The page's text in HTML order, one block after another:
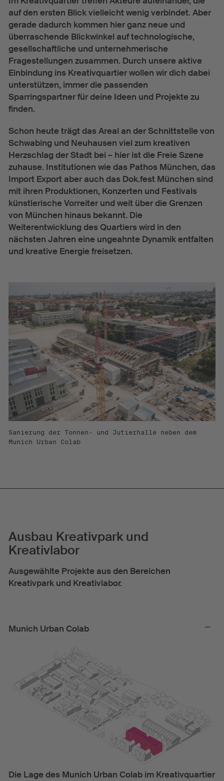
auf den ersten Blick vielleicht wenig verbindet. Aber
gerade dadurch kommen hier ganz neue und
überraschende Blickwinkel auf technologische,
gesellschaftliche und unternehmerische
Fragestellungen zusammen. Durch unsere aktive
Einbindung ins Kreativquartier wollen wir dich dabei
unterstützen, immer die passenden
Sparringspartner für deine Ideen und Projekte zu
finden.
Schon heute trägt das Areal an der Schnittstelle von
Schwabing und Neuhausen viel zum kreativen
Herzschlag der Stadt bei – hier ist die Freie Szene
zuhause. Institutionen wie das Pathos München, das
Import Export aber auch das Dok.fest München sind
mit ihren Produktionen, Konzerten und Festivals
künstlerische Vorreiter und weit über die Grenzen
von München hinaus bekannt. Die
Weiterentwicklung des Quartiers wird in den
nächsten Jahren eine ungeahnte Dynamik entfalten
und kreative Energie freisetzen.
Sanierung der Tonnen- und Jutierhalle neben dem
Munich Urban Colab
Ausbau Kreativpark und
Kreativlabor
Ausgewählte Projekte aus den Bereichen
Kreativpark und Kreativlabor.
Munich Urban Colab
Die Lage des Munich Urban Colab im Kreativquartier